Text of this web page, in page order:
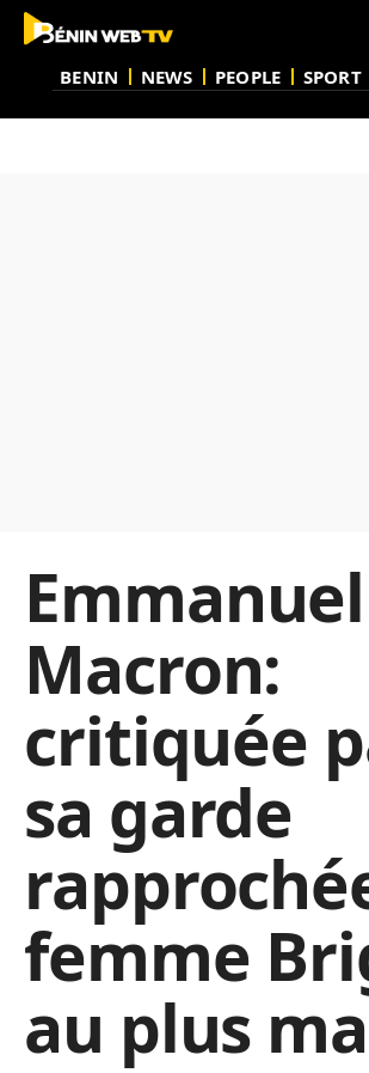
BENIN NEWS PEOPLE SPORT
Emmanuel
Macron:
critiquée
sa garde
femme
au plus